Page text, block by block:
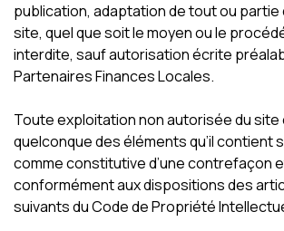
publication, adaptation de tout ou partie
site, quel que soit le moyen ou le
interdite, sauf autorisation écrite
Partenaires Finances Locales.
Toute exploitation non autorisée du site
quelconque des éléments qu’il contient
comme constitutive d’une contrefaçon
conformément aux dispositions des
suivants du Code de Propriété